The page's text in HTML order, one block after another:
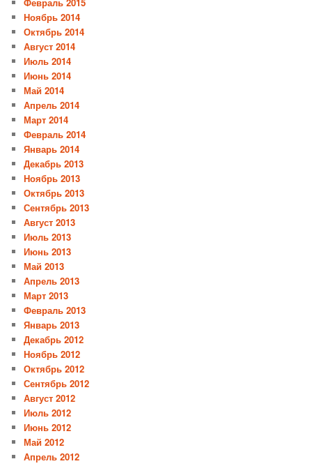
Ноябрь 2014
Октябрь 2014
Август 2014
Июль 2014
Июнь 2014
Май 2014
Апрель 2014
Март 2014
Февраль 2014
Январь 2014
Декабрь 2013
Ноябрь 2013
Октябрь 2013
Сентябрь 2013
Август 2013
Июль 2013
Июнь 2013
Май 2013
Апрель 2013
Март 2013
Февраль 2013
Январь 2013
Декабрь 2012
Ноябрь 2012
Октябрь 2012
Сентябрь 2012
Август 2012
Июль 2012
Июнь 2012
Май 2012
Апрель 2012